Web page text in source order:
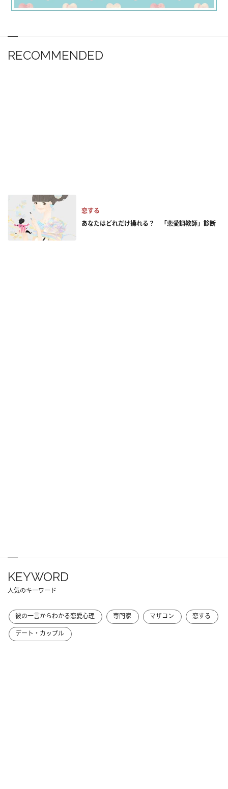
RECOMMENDED
恋する
あなたはどれだけ操れる？ 「恋愛調教師」診断
KEYWORD
人気のキーワード
彼の一言からわかる恋愛心理 専門家 マザコン
恋する
デート・カップル